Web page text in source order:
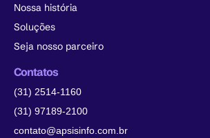
Nossa história
Soluções
Seja nosso parceiro
Contatos
(31) 2514-1160
(31) 97189-2100
contato@apsisinfo.com.br